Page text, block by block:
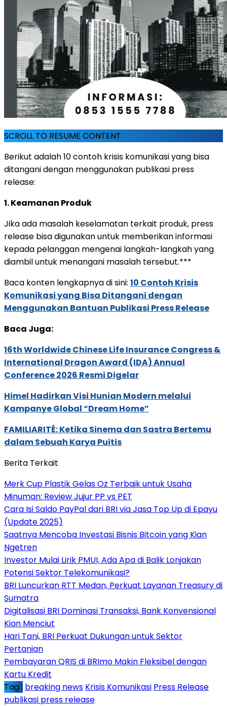
SCROLL TO RESUME CONTENT
Berikut adalah 10 contoh krisis komunikasi yang bisa
ditangani dengan menggunakan publikasi press
release:
1. Keamanan Produk
Jika ada masalah keselamatan terkait produk, press
release bisa digunakan untuk memberikan informasi
kepada pelanggan mengenai langkah-langkah yang
diambil untuk menangani masalah tersebut.***
Baca konten lengkapnya di sini: 10 Contoh Krisis
Komunikasi yang Bisa Ditangani dengan
Menggunakan Bantuan Publikasi Press Release
Baca Juga:
16th Worldwide Chinese Life Insurance Congress &
International Dragon Award (IDA) Annual
Conference 2026 Resmi Digelar
Himel Hadirkan Visi Hunian Modern melalui
Kampanye Global “Dream Home”
FAMILIARITÉ: Ketika Sinema dan Sastra Bertemu
dalam Sebuah Karya Puitis
Berita Terkait
Merk Cup Plastik Gelas Oz Terbaik untuk Usaha
Minuman: Review Jujur PP vs PET
Cara Isi Saldo PayPal dari BRI via Jasa Top Up di Epayu
(Update 2025)
Saatnya Mencoba Investasi Bisnis Bitcoin yang Kian
Ngetren
Investor Mulai Lirik PMUI, Ada Apa di Balik Lonjakan
Potensi Sektor Telekomunikasi?
BRI Luncurkan RTT Medan, Perkuat Layanan Treasury di
Sumatra
Digitalisasi BRI Dominasi Transaksi, Bank Konvensional
Kian Menciut
Hari Tani, BRI Perkuat Dukungan untuk Sektor
Pertanian
Pembayaran QRIS di BRImo Makin Fleksibel dengan
Kartu Kredit
Tag : breaking news Krisis Komunikasi Press Release
publikasi press release